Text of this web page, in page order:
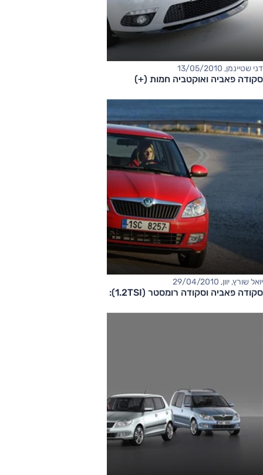
דני שטיינמן, 13/05/2010
סקודה פאביה ואוקטביה חמות (+)
יואל שורץ, יוון, 29/04/2010
סקודה פאביה וסקודה רומסטר (1.2TSI): השקה